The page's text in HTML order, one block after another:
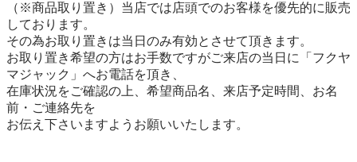
（※商品取り置き）当店では店頭でのお客様を優先的に販売
しております。
その為お取り置きは当日のみ有効とさせて頂きます。
お取り置き希望の方はお手数ですがご来店の当日に「フクヤ
マジャック」へお電話を頂き、
在庫状況をご確認の上、希望商品名、来店予定時間、お名
前・ご連絡先を
お伝え下さいますようお願いいたします。